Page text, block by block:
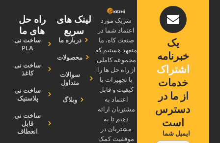
یک
خبرنامه
اشتراک
خدمات
از ما در
دسترس
است
ایمیل شما
شریک مورد
اعتماد شما در
صنعت کاه، ما
متعهد هستیم که
مجموعه کاملی
از راه حل ها را
با تجهیزات با
کیفیت و قابل
اعتماد به
مشتریان ارائه
دهیم تا به
مشتریان در
موفقیت کمک
لینک های
سریع
درباره ما
محصولات
سوالات
متداول
وبلاگ
راه حل
های ما
ساخت نی
PLA
ساخت نی
کاغذ
ساخت نی
پلاستیک
ساخت نی
قابل
انعطاف